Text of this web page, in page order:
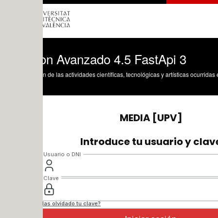
Avanzado 4.5 FastApi 3
de las actividades científicas, tecnológicas y artísticas ocurridas en los tres